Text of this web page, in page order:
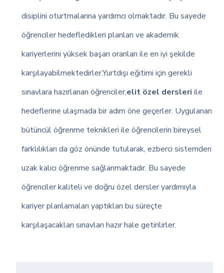
disiplini oturtmalarına yardımcı olmaktadır. Bu sayede
öğrenciler hedefledikleri planları ve akademik
kariyerlerini yüksek başarı oranları ile en iyi şekilde
karşılayabilmektedirler.Yurtdışı eğitimi için gerekli
sınavlara hazırlanan öğrenciler,elit özel dersleri ile
hedeflerine ulaşmada bir adım öne geçerler. Uygulanan
bütüncül öğrenme teknikleri ile öğrencilerin bireysel
farklılıkları da göz önünde tutularak, ezberci sistemden
uzak kalıcı öğrenme sağlanmaktadır. Bu sayede
öğrenciler kaliteli ve doğru özel dersler yardımıyla
kariyer planlamaları yaptıkları bu süreçte
karşılaşacakları sınavları hazır hale getirilirler.